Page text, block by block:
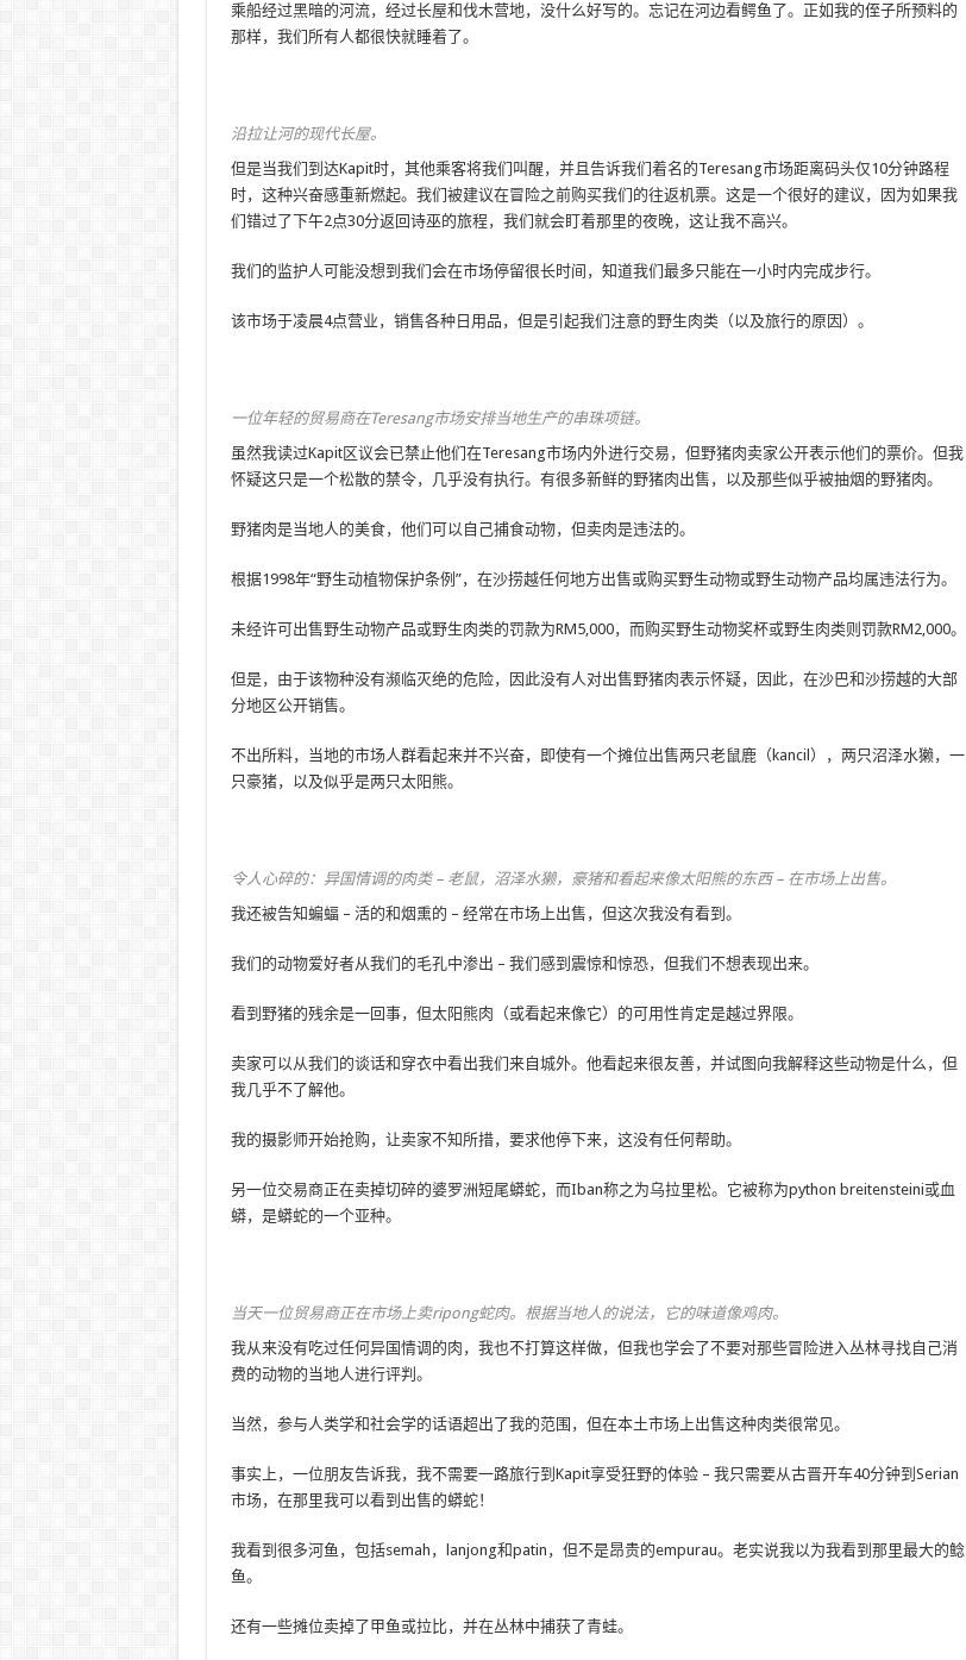
乘船经过黑暗的河流，经过长屋和伐木营地，没什么好写的。忘记在河边看鳄鱼了。正如我的侄子所预料的
那样，我们所有人都很快就睡着了。
沿拉让河的现代长屋。
但是当我们到达Kapit时，其他乘客将我们叫醒，并且告诉我们着名的Teresang市场距离码头仅10分钟路程
时，这种兴奋感重新燃起。我们被建议在冒险之前购买我们的往返机票。这是一个很好的建议，因为如果我
们错过了下午2点30分返回诗巫的旅程，我们就会盯着那里的夜晚，这让我不高兴。
我们的监护人可能没想到我们会在市场停留很长时间，知道我们最多只能在一小时内完成步行。
该市场于凌晨4点营业，销售各种日用品，但是引起我们注意的野生肉类（以及旅行的原因）。
一位年轻的贸易商在Teresang市场安排当地生产的串珠项链。
虽然我读过Kapit区议会已禁止他们在Teresang市场内外进行交易，但野猪肉卖家公开表示他们的票价。但我
怀疑这只是一个松散的禁令，几乎没有执行。有很多新鲜的野猪肉出售，以及那些似乎被抽烟的野猪肉。
野猪肉是当地人的美食，他们可以自己捕食动物，但卖肉是违法的。
根据1998年“野生动植物保护条例”，在沙捞越任何地方出售或购买野生动物或野生动物产品均属违法行为。
未经许可出售野生动物产品或野生肉类的罚款为RM5,000，而购买野生动物奖杯或野生肉类则罚款RM2,000。
但是，由于该物种没有濒临灭绝的危险，因此没有人对出售野猪肉表示怀疑，因此，在沙巴和沙捞越的大部
分地区公开销售。
不出所料，当地的市场人群看起来并不兴奋，即使有一个摊位出售两只老鼠鹿（kancil），两只沼泽水獭，一
只豪猪，以及似乎是两只太阳熊。
令人心碎的：异国情调的肉类 – 老鼠，沼泽水獭，豪猪和看起来像太阳熊的​​东西 – 在市场上出售。
我还被告知蝙蝠 – 活的和烟熏的 – 经常在市场上出售，但这次我没有看到。
我们的动物爱好者从我们的毛孔中渗出 – 我们感到震惊和惊恐，但我们不想表现出来。
看到野猪的残余是一回事，但太阳熊肉（或看起来像它）的可用性肯定是越过界限。
卖家可以从我们的谈话和穿衣中看出我们来自城外。他看起来很友善，并试图向我解释这些动物是什么，但
我几乎不了解他。
我的摄影师开始抢购，让卖家不知所措，要求他停下来，这没有任何帮助。
另一位交易商正在卖掉切碎的婆罗洲短尾蟒蛇，而Iban称之为乌拉里松。它被称为python breitensteini或血
蟒，是蟒蛇的一个亚种。
当天一位贸易商正在市场上卖ripong蛇肉。根据当地人的说法，它的味道像鸡肉。
我从来没有吃过任何异国情调的肉，我也不打算这样做，但我也学会了不要对那些冒险进入丛林寻找自己消
费的动物的当地人进行评判。
当然，参与人类学和社会学的话语超出了我的范围，但在本土市场上出售这种肉类很常见。
事实上，一位朋友告诉我，我不需要一路旅行到Kapit享受狂野的体验 – 我只需要从古晋开车40分钟到Serian
市场，在那里我可以看到出售的蟒蛇！
我看到很多河鱼，包括semah，lanjong和patin，但不是昂贵的empurau。老实说我以为我看到那里最大的鲶
鱼。
还有一些摊位卖掉了甲鱼或拉比，并在丛林中捕获了青蛙。